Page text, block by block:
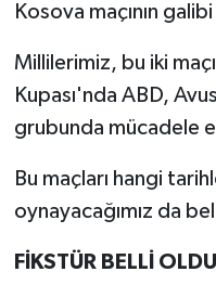
Kosova maçının
Millilerimiz, bu iki
Kupası'nda ABD,
grubunda mücadele
Bu maçları hangi
oynayacağımız da
FİKSTÜR BELLİ OLDU